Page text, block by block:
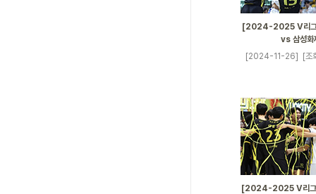
[2024-2025 V리
vs 삼성화
[2024-11-26]
[조
[2024-2025 V리그